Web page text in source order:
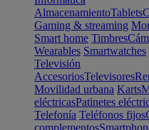
AlmacenamientoTablets
Gaming & streaming
Smart home Timbres
Wearables Smartwatches
Televisión
AccesoriosTelevisores
Movilidad urbana Karts
eléctricasPatinetes
Telefonía Teléfonos fijos
complementos